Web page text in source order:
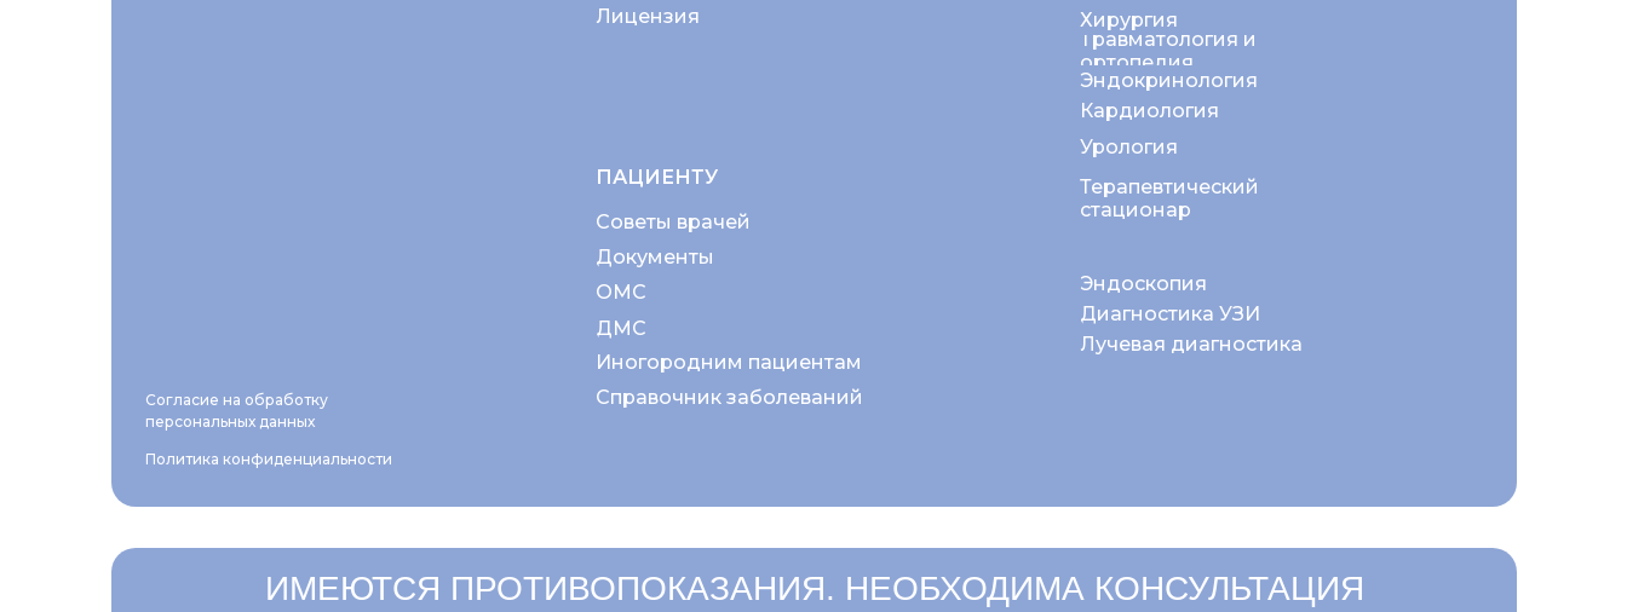
Политика конфиденциальности
Согласие на обработку
персональных данных
Лицензия
Хирургия
Диагностика УЗИ
Эндоскопия
Травматология и
ортопедия
Эндокринология
Терапевтический
стационар
Кардиология
Урология
Лучевая диагностика
ПАЦИЕНТУ
Советы врачей
ОМС
Документы
ДМС
Иногородним пациентам
Справочник заболеваний
ИМЕЮТСЯ ПРОТИВОПОКАЗАНИЯ. НЕОБХОДИМА КОНСУЛЬТАЦИЯ